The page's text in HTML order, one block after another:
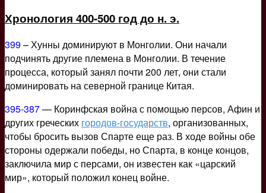
Хронология 400-500 год до н. э.
399– Хунны доминируют в Монголии. Они начали
подчинять другие племена в Монголии. В течение
процесса, который занял почти 200 лет, они стали
доминировать на северной границе Китая.
395-387— Коринфская война с помощью персов, Афин и
других греческих городов-государств, организованных,
чтобы бросить вызов Спарте еще раз. В ходе войны обе
стороны одержали победы, но Спарта, в конце концов,
заключила мир с персами, он известен как «царский
мир», который положил конец войне.